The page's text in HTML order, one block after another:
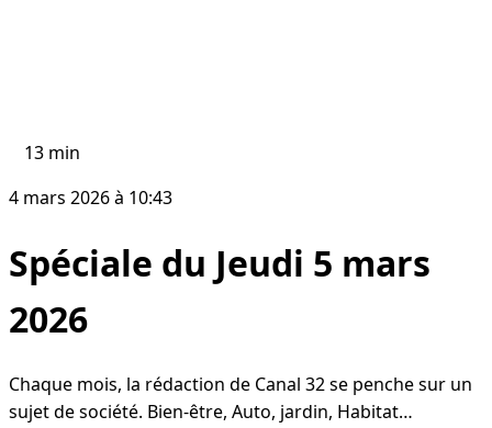
13 min
4 mars 2026 à 10:43
Spéciale du Jeudi 5 mars
2026
Chaque mois, la rédaction de Canal 32 se penche sur un
sujet de société. Bien-être, Auto, jardin, Habitat…